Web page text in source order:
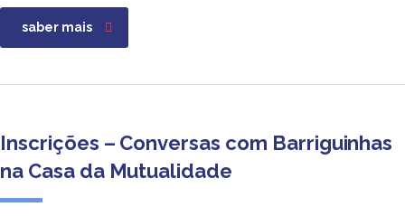
saber mais
Inscrições – Conversas com Barriguinhas
na Casa da Mutualidade